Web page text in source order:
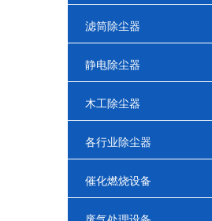
滤筒除尘器
静电除尘器
木工除尘器
各行业除尘器
催化燃烧设备